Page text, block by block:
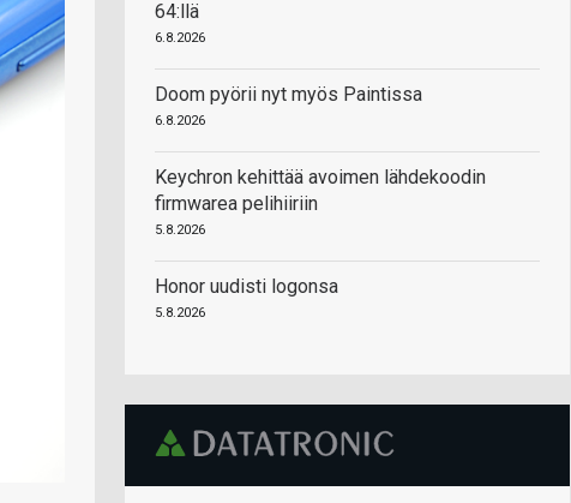
64:llä
6.8.2026
Doom pyörii nyt myös Paintissa
6.8.2026
Keychron kehittää avoimen lähdekoodin
firmwarea pelihiiriin
5.8.2026
Honor uudisti logonsa
5.8.2026